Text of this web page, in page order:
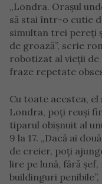
„Londra. Orașul
să stai într-o cutie
simultan trei pereți
de groază”, scrie
robotizat al vieții de
fraze repetate
Cu toate acestea,
Londra, poți reuși
tiparul obișnuit al
9 la 17. „Dacă ai
de creier, poți
lire pe lună, fără
buildinguri